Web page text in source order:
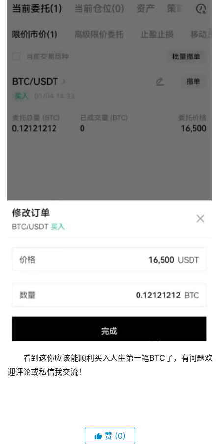
看到这你应该能顺利买入人生第一笔BTC了，有问题欢
迎评论或私信我交流！
赞 (0)